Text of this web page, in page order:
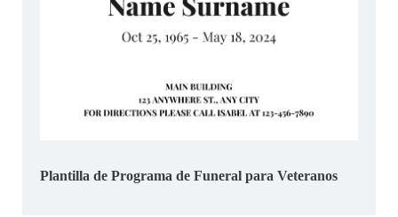
Plantilla de Programa de Funeral para Veteranos